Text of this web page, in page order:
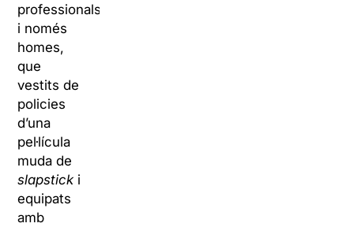
professionals
i només
homes,
que
vestits de
policies
d’una
pel·lícula
muda de
slapstick i
equipats
amb